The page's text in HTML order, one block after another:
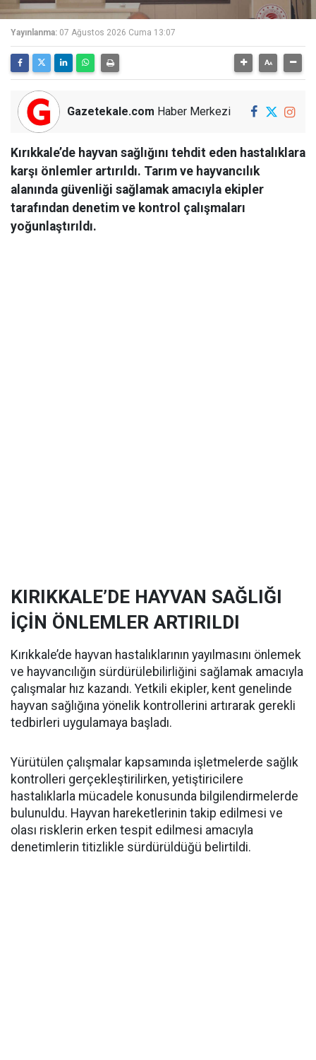
Yayınlanma: 07 Ağustos 2026 Cuma 13:07
Gazetekale.com Haber Merkezi
Kırıkkale’de hayvan sağlığını tehdit eden hastalıklara
karşı önlemler artırıldı. Tarım ve hayvancılık
alanında güvenliği sağlamak amacıyla ekipler
tarafından denetim ve kontrol çalışmaları
yoğunlaştırıldı.
KIRIKKALE’DE HAYVAN SAĞLIĞI
İÇİN ÖNLEMLER ARTIRILDI
Kırıkkale’de hayvan hastalıklarının yayılmasını önlemek
ve hayvancılığın sürdürülebilirliğini sağlamak amacıyla
çalışmalar hız kazandı. Yetkili ekipler, kent genelinde
hayvan sağlığına yönelik kontrollerini artırarak gerekli
tedbirleri uygulamaya başladı.
Yürütülen çalışmalar kapsamında işletmelerde sağlık
kontrolleri gerçekleştirilirken, yetiştiricilere
hastalıklarla mücadele konusunda bilgilendirmelerde
bulunuldu. Hayvan hareketlerinin takip edilmesi ve
olası risklerin erken tespit edilmesi amacıyla
denetimlerin titizlikle sürdürüldüğü belirtildi.